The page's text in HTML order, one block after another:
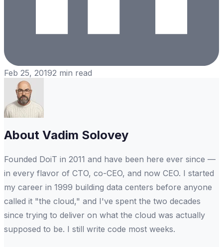
Feb 25, 20192 min read
About Vadim Solovey
Founded DoiT in 2011 and have been here ever since —
in every flavor of CTO, co-CEO, and now CEO. I started
my career in 1999 building data centers before anyone
called it "the cloud," and I've spent the two decades
since trying to deliver on what the cloud was actually
supposed to be. I still write code most weeks.